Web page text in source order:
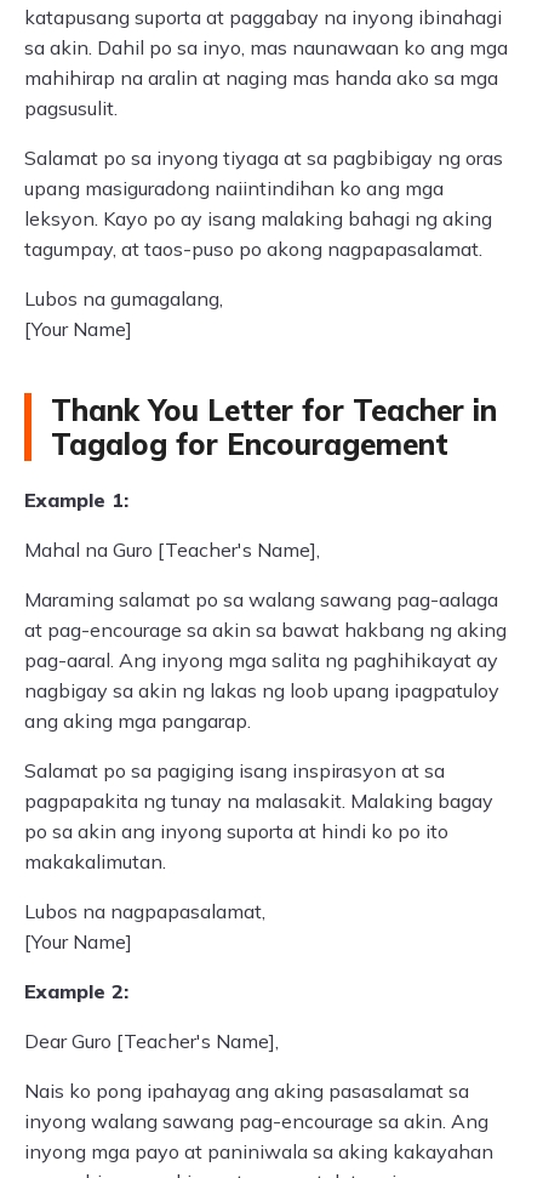
katapusang suporta at paggabay na inyong ibinahagi
sa akin. Dahil po sa inyo, mas naunawaan ko ang mga
mahihirap na aralin at naging mas handa ako sa mga
pagsusulit.
Salamat po sa inyong tiyaga at sa pagbibigay ng oras
upang masiguradong naiintindihan ko ang mga
leksyon. Kayo po ay isang malaking bahagi ng aking
tagumpay, at taos-puso po akong nagpapasalamat.
Lubos na gumagalang,
[Your Name]
Thank You Letter for Teacher in
Tagalog for Encouragement
Example 1:
Mahal na Guro [Teacher's Name],
Maraming salamat po sa walang sawang pag-aalaga
at pag-encourage sa akin sa bawat hakbang ng aking
pag-aaral. Ang inyong mga salita ng paghihikayat ay
nagbigay sa akin ng lakas ng loob upang ipagpatuloy
ang aking mga pangarap.
Salamat po sa pagiging isang inspirasyon at sa
pagpapakita ng tunay na malasakit. Malaking bagay
po sa akin ang inyong suporta at hindi ko po ito
makakalimutan.
Lubos na nagpapasalamat,
[Your Name]
Example 2:
Dear Guro [Teacher's Name],
Nais ko pong ipahayag ang aking pasasalamat sa
inyong walang sawang pag-encourage sa akin. Ang
inyong mga payo at paniniwala sa aking kakayahan